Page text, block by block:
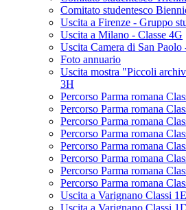
Comitato studentesco
Uscita a Firenze - Gruppo
Uscita a Milano - Classe 4G
Uscita Camera di San Paolo
Foto annuario
Uscita mostra "Piccoli
3H
Percorso Parma romana
Percorso Parma romana
Percorso Parma romana
Percorso Parma romana
Percorso Parma romana
Percorso Parma romana
Percorso Parma romana
Percorso Parma romana
Uscita a Varignano Classi